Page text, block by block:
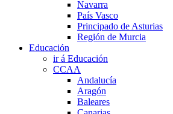
Navarra
País Vasco
Principado de Asturias
Región de Murcia
Educación
ir á Educación
CCAA
Andalucía
Aragón
Baleares